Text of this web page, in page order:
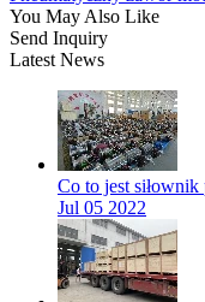
You May Also Like
Send Inquiry
Latest News
Co to jest siłownik
Jul 05 2022